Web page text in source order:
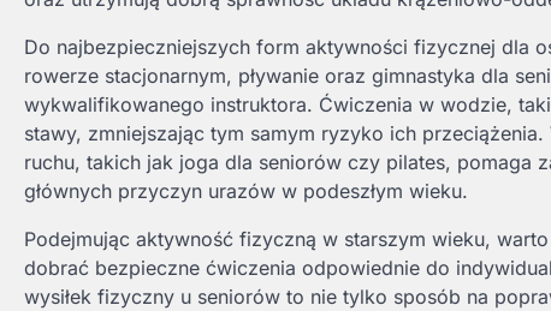
Do najbezpieczniejszych form aktywności fizycznej dla
rowerze stacjonarnym, pływanie oraz gimnastyka dla
wykwalifikowanego instruktora. Ćwiczenia w wodzie,
stawy, zmniejszając tym samym ryzyko ich
ruchu, takich jak joga dla seniorów czy pilates, pomaga
głównych przyczyn urazów w podeszłym wieku.
Podejmując aktywność fizyczną w starszym wieku,
dobrać bezpieczne ćwiczenia odpowiednie do
wysiłek fizyczny u seniorów to nie tylko sposób na